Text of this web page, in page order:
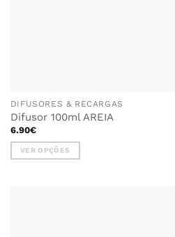
DIFUSORES & RECARGAS
Difusor 100ml AREIA
6.90€
VER OPÇÕES